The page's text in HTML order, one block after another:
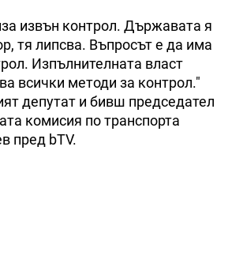
извън контрол. Държавата я
тя липсва. Въпросът е да има
Изпълнителната власт
всички методи за контрол."
депутат и бивш председател
комисия по транспорта
пред bTV.